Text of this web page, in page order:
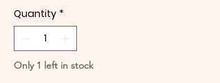
Quantity *
Only 1 left in stock